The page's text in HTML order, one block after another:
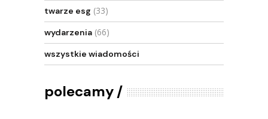
twarze esg (33)
wydarzenia (66)
wszystkie wiadomości
polecamy